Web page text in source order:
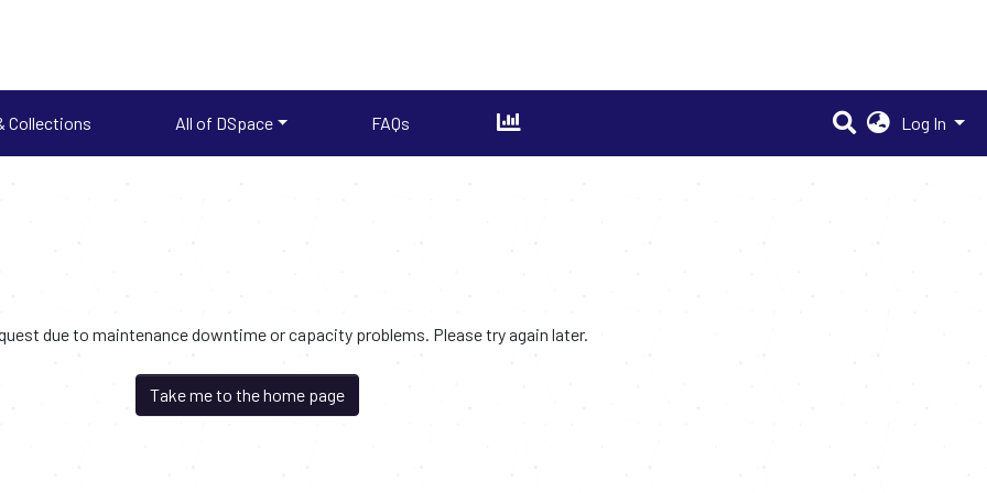
Collections All of DSpace FAQs Log In
due to maintenance downtime or capacity problems. Please try again later.
Take me to the home page